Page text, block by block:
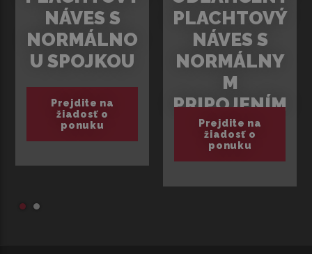
NÁVES S
NORMÁLNO
U SPOJKOU
Prejdite na
žiadosť o
ponuku
PLACHTOVÝ
NÁVES S
NORMÁLNY
M
PRIPOJENÍM
Prejdite na
žiadosť o
ponuku